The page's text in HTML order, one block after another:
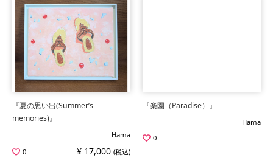
『夏の思い出(Summer’s
memories)』
Hama
0
¥ 17,000 (税込)
『楽園（Paradise）』
Hama
0